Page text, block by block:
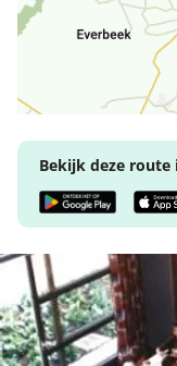
Bekijk deze route